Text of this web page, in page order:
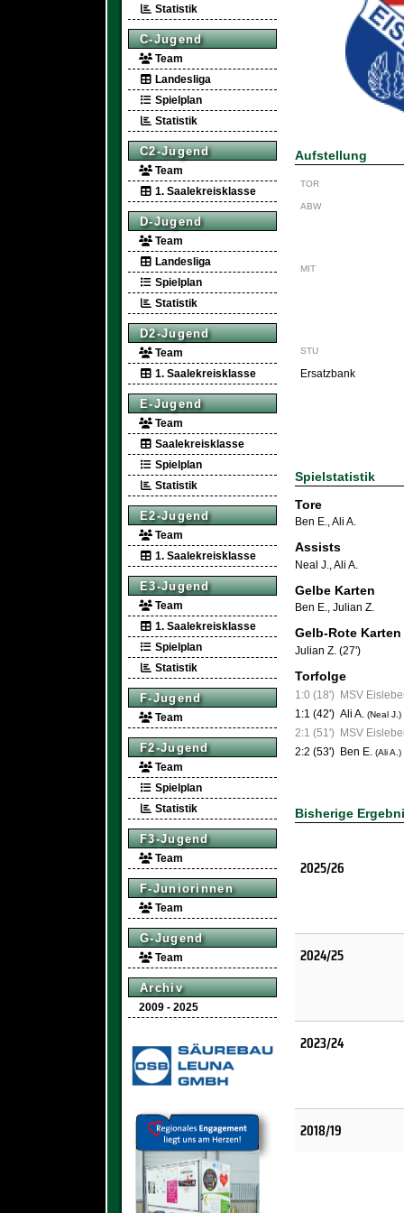
Statistik
C-Jugend
Team
Landesliga
Spielplan
Statistik
C2-Jugend
Team
1. Saalekreisklasse
D-Jugend
Team
Landesliga
Spielplan
Statistik
D2-Jugend
Team
1. Saalekreisklasse
E-Jugend
Team
Saalekreisklasse
Spielplan
Statistik
E2-Jugend
Team
1. Saalekreisklasse
E3-Jugend
Team
1. Saalekreisklasse
Spielplan
Statistik
F-Jugend
Team
F2-Jugend
Team
Spielplan
Statistik
F3-Jugend
Team
F-Juniorinnen
Team
G-Jugend
Team
Archiv
2009 - 2025
Aufstellung
TOR
ABW
MIT
STU
Ersatzbank
Spielstatistik
Tore
Ben E.,Ali A.
Assists
Neal J. Ali A.
Gelbe Karten
Ben E., Julian Z.
Gelb-Rote Karten
Julian Z. (27')
Torfolge
1:0 (18') MSV
1:1 (42') Ali A. (Neal J.)
2:1 (51') MSV
2:2 (53') Ben E. (Ali A.)
Bisherige
2025/26
2024/25
2023/24
2018/19